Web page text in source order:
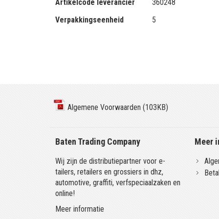
Artikelcode leverancier
360248
Verpakkingseenheid
5
Algemene Voorwaarden (103KB)
Baten Trading Company
Wij zijn de distributiepartner voor e-
tailers, retailers en grossiers in dhz,
automotive, graffiti, verfspeciaalzaken en
online!
Meer informatie
Meer